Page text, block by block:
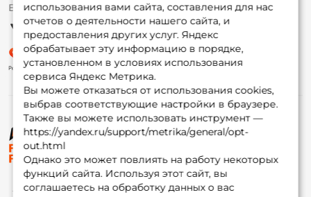
использования вами сайта, составления для нас
отчетов о деятельности нашего сайта, и
предоставления других услуг. Яндекс
обрабатывает эту информацию в порядке,
установленном в условиях использования
сервиса Яндекс Метрика.
Вы можете отказаться от использования cookies,
выбрав соответствующие настройки в браузере.
Также вы можете использовать инструмент —
https://yandex.ru/support/metrika/general/opt-
out.html
Однако это может повлиять на работу некоторых
функций сайта. Используя этот сайт, вы
соглашаетесь на обработку данных о вас
© ФоксФишинг, 2009-2026
Партнерская программа
Ежедневно 10:00 до 20:00